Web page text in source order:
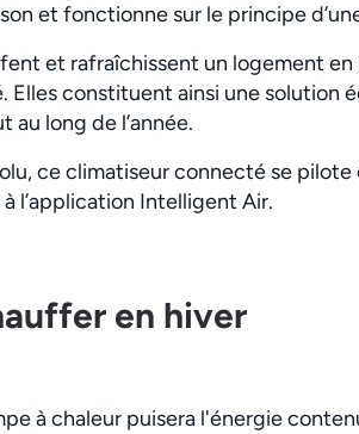
et fonctionne sur le principe
et rafraîchissent un logement
Elles constituent ainsi une solution
long de l’année.
ce climatiseur connecté se
l’application Intelligent Air.
en hiver
à chaleur puisera l'énergie